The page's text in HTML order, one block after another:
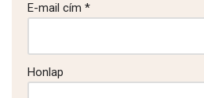
E-mail cím *
Honlap